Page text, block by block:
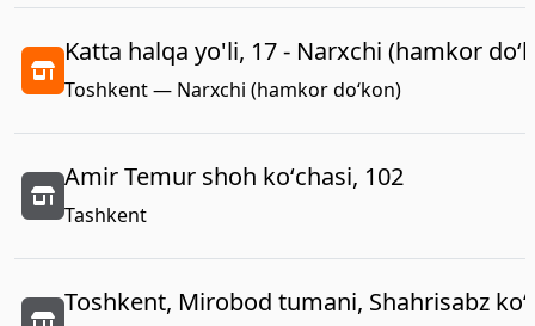
Katta halqa yo'li, 17 - Narxchi (hamkor
Toshkent — Narxchi (hamkor do‘kon)
Amir Temur shoh koʻchasi, 102
Tashkent
Toshkent, Mirobod tumani, Shahrisabz